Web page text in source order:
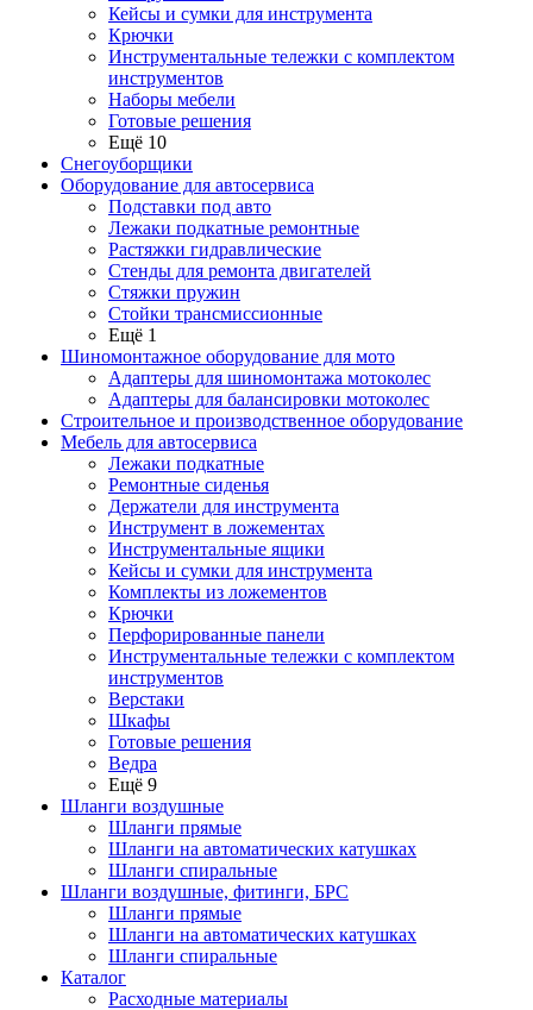
Кейсы и сумки для инструмента
Крючки
Инструментальные тележки с комплектом
инструментов
Наборы мебели
Готовые решения
Ещё 10
Снегоуборщики
Оборудование для автосервиса
Подставки под авто
Лежаки подкатные ремонтные
Растяжки гидравлические
Стенды для ремонта двигателей
Стяжки пружин
Стойки трансмиссионные
Ещё 1
Шиномонтажное оборудование для мото
Адаптеры для шиномонтажа мотоколес
Адаптеры для балансировки мотоколес
Строительное и производственное оборудование
Мебель для автосервиса
Лежаки подкатные
Ремонтные сиденья
Держатели для инструмента
Инструмент в ложементах
Инструментальные ящики
Кейсы и сумки для инструмента
Комплекты из ложементов
Крючки
Перфорированные панели
Инструментальные тележки с комплектом
инструментов
Верстаки
Шкафы
Готовые решения
Ведра
Ещё 9
Шланги воздушные
Шланги прямые
Шланги на автоматических катушках
Шланги спиральные
Шланги воздушные, фитинги, БРС
Шланги прямые
Шланги на автоматических катушках
Шланги спиральные
Каталог
Расходные материалы